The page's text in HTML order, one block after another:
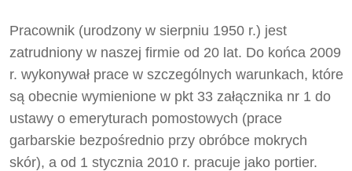
Pracownik (urodzony w sierpniu 1950 r.) jest
zatrudniony w naszej firmie od 20 lat. Do końca 2009
r. wykonywał prace w szczególnych warunkach, które
są obecnie wymienione w pkt 33 załącznika nr 1 do
ustawy o emeryturach pomostowych (prace
garbarskie bezpośrednio przy obróbce mokrych
skór), a od 1 stycznia 2010 r. pracuje jako portier.